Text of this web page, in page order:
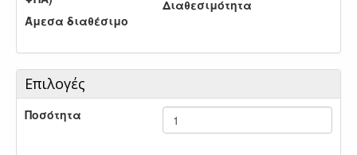
Διαθεσιμότητα
Άμεσα διαθέσιμο
Επιλογές
Ποσότητα